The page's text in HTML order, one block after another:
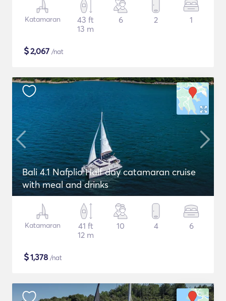
Katamaran
43 ft
13 m
6 2 1
$2,067 /nat
Bali 4.1 Nafplio Half day catamaran cruise
with meal and drinks
Katamaran
41 ft
12 m
10 4 6
$1,378 /nat